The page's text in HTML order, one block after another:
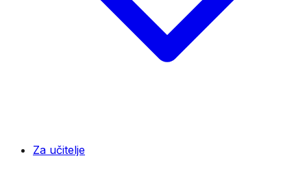
Za učitelje